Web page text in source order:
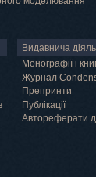
Видавнича
Монографії і
Журнал
Препринти
Публікації
Автореферати